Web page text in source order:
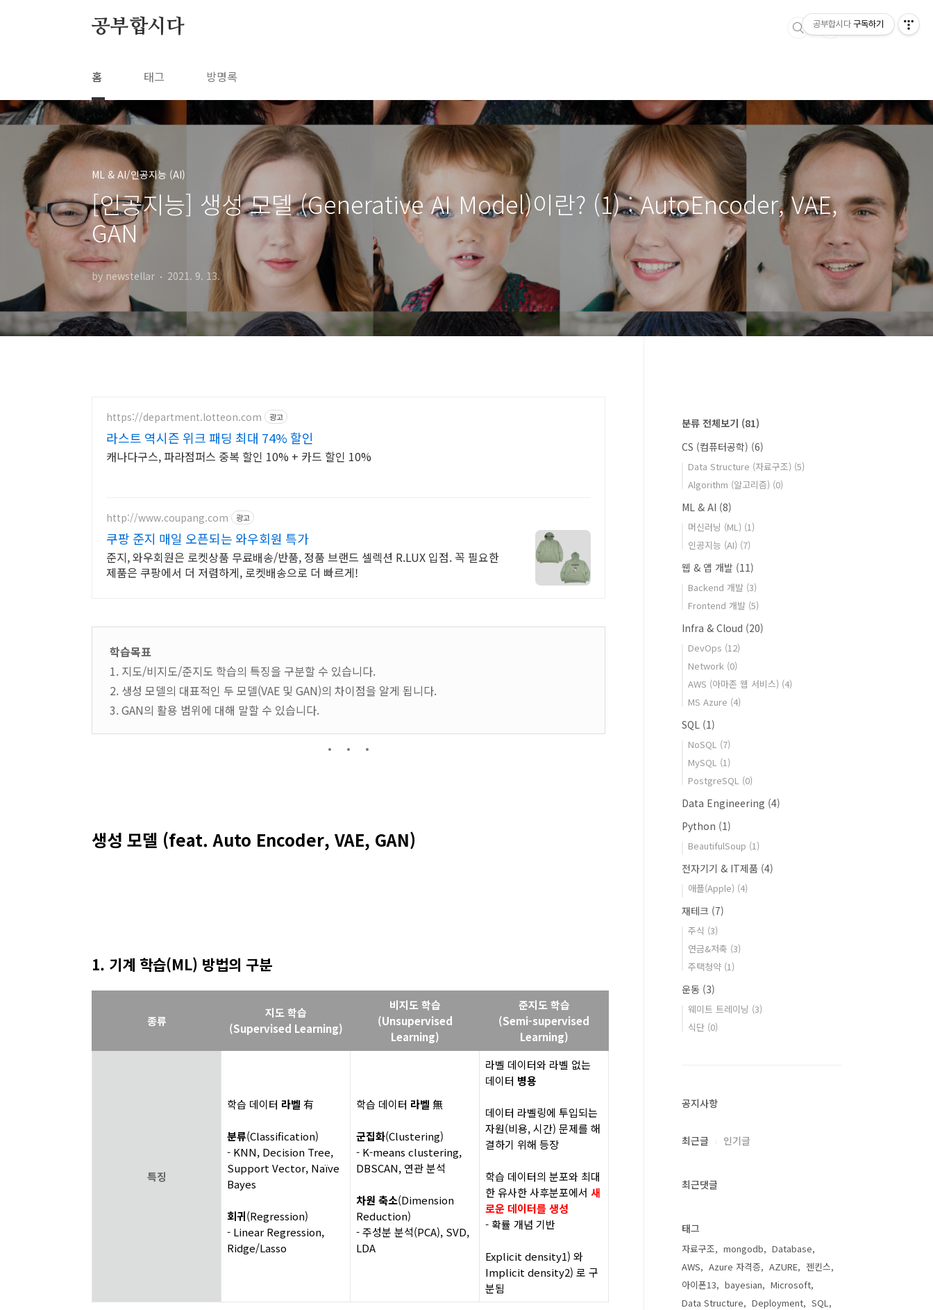
공부합시다
홈 태그 방명록
ML & AI/인공지능 (AI)
[인공지능] 생성 모델 (Generative AI Model)이란? (1) : AutoEncoder, VAE,
GAN
by newstellar 2021. 9. 13.
https://department.lotteon.com 광고
라스트 역시즌 위크 패딩 최대 74% 할인
캐나다구스, 파라점퍼스 중복 할인 10% + 카드 할인 10%
http://www.coupang.com 광고
쿠팡 준지 매일 오픈되는 와우회원 특가
준지, 와우회원은 로켓상품 무료배송/반품, 정품 브랜드 셀렉션 R.LUX 입점. 꼭 필요한
제품은 쿠팡에서 더 저렴하게, 로켓배송으로 더 빠르게!
학습목표
1. 지도/비지도/준지도 학습의 특징을 구분할 수 있습니다.
2. 생성 모델의 대표적인 두 모델(VAE 및 GAN)의 차이점을 알게 됩니다.
3. GAN의 활용 범위에 대해 말할 수 있습니다.
생성 모델 (feat. Auto Encoder, VAE, GAN)
1. 기계 학습(ML) 방법의 구분
종류
지도 학습
(Supervised Learning)
비지도 학습
(Unsupervised
Learning)
준지도 학습
(Semi-supervised
Learning)
특징
학습 데이터 라벨 有
분류(Classification)
- KNN, Decision Tree,
Support Vector, Naïve
Bayes
회귀(Regression)
- Linear Regression,
Ridge/Lasso
학습 데이터 라벨 無
군집화(Clustering)
- K-means clustering,
DBSCAN, 연관 분석
차원 축소(Dimension
Reduction)
-주성분 분석(PCA), SVD,
LDA
라벨 데이터와 라벨 없는
데이터 병용
데이터 라벨링에 투입되는
자원(비용,시간) 문제를 해
결하기 위해 등장
학습 데이터의 분포와 최대
한 유사한 사후분포에서 새
로운 데이터를 생성
- 확률 개념 기반
Explicit density1) 와
Implicit density2) 로 구
분됨
분류 전체보기 (81)
CS (컴퓨터공학) (6)
Data Structure (자료구조) (5)
Algorithm (알고리즘) (0)
ML & AI (8)
머신러닝 (ML) (1)
인공지능 (AI) (7)
웹 & 앱 개발 (11)
Backend 개발 (3)
Frontend 개발 (5)
Infra & Cloud (20)
DevOps (12)
Network (0)
AWS (아마존 웹 서비스) (4)
MS Azure (4)
SQL (1)
NoSQL (7)
MySQL (1)
PostgreSQL (0)
Data Engineering (4)
Python (1)
BeautifulSoup (1)
전자기기 & IT제품 (4)
애플(Apple) (4)
재테크 (7)
주식 (3)
연금&저축 (3)
주택청약 (1)
운동 (3)
웨이트 트레이닝 (3)
식단 (0)
공지사항
최근글 인기글
최근댓글
태그
자료구조 mongodb
Database
AWS
Azure 자격증 AZURE
젠킨스
아이폰13
bayesian
Microsoft
Data Structure
Deployment
SQL
공부합시다 구독하기